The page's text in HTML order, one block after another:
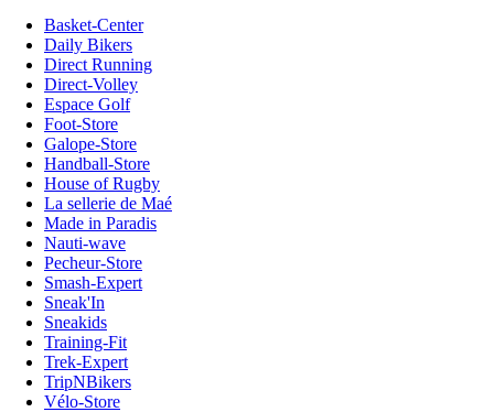
Basket-Center
Daily Bikers
Direct Running
Direct-Volley
Espace Golf
Foot-Store
Galope-Store
Handball-Store
House of Rugby
La sellerie de Maé
Made in Paradis
Nauti-wave
Pecheur-Store
Smash-Expert
Sneak'In
Sneakids
Training-Fit
Trek-Expert
TripNBikers
Vélo-Store